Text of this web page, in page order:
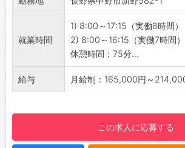
車の修理はお客様の命を預か
緊張して仕事しています。
難しい修理の後は、納品後1
することもあります。
スキマ時間は整備書の追加箇
ていて、そこに故障がある車
強の成果がでた」と嬉しくな
・昇給賞与あり
・マイカー通勤可能
・社員用駐車場完備
【研修制度・ステップアップ】
・4ｔ車運転免許限定解除支援
【職場の雰囲気・社風】
・未経験の方でも先輩社員が
場です。
【社内設備】
・休憩室あり
就業時間
1) 8:00～17:15（実働8時間）
2) 8:00～16:15（実働7時間）
休憩時間：75分...
給与 月給制：165,000円～
この求人に応募する